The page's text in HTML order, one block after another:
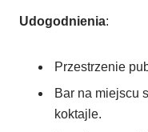
Udogodnienia:
Przestrzenie
Bar na miejscu
koktajle.